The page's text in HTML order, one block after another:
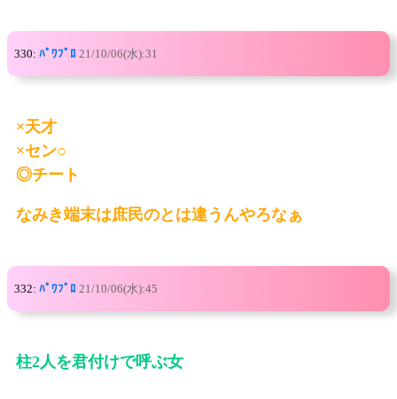
330: ﾊﾟﾜﾌﾟﾛ 21/10/06(水):31
×天才
×セン○
◎チート
なみき端末は庶民のとは違うんやろなぁ
332: ﾊﾟﾜﾌﾟﾛ 21/10/06(水):45
柱2人を君付けで呼ぶ女